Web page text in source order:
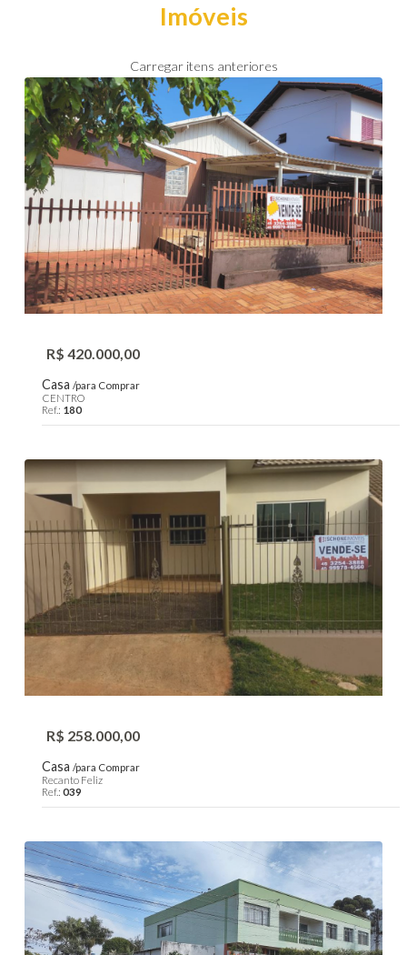
Imóveis
Carregar itens anteriores
R$ 420.000,00
Casa /para Comprar
CENTRO
Ref.: 180
R$ 258.000,00
Casa /para Comprar
Recanto Feliz
Ref.: 039